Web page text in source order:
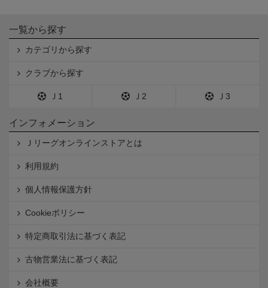
一覧から探す
カテゴリから探す
クラブから探す
Ｊ1 Ｊ2 Ｊ3
インフォメーション
Ｊリーグオンラインストアとは
利用規約
個人情報保護方針
Cookieポリシー
特定商取引法に基づく表記
古物営業法に基づく表記
会社概要